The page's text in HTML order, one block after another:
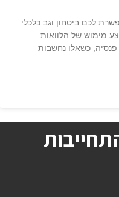
לכם ביטחון וגב כלכלי
מימוש של הלוואות
כשאלו נחשבות